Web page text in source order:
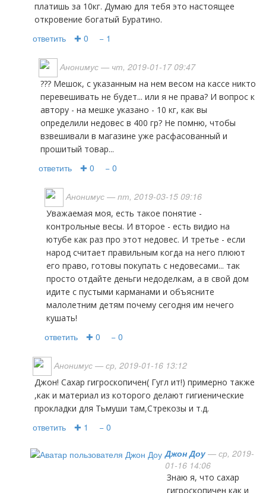
платишь за 10кг. Думаю для тебя это настоящее
откровение богатый Буратино.
ответить ✚ 0 − 1
Анонимус — чт, 2019-01-17 09:47
??? Мешок, с указанным на нем весом на кассе никто
перевешивать не будет... или я не права? И вопрос к
автору - на мешке указано - 10 кг, как вы
определили недовес в 400 гр? Не помню, чтобы
взвешивали в магазине уже расфасованный и
прошитый товар...
ответить ✚ 0 − 0
Анонимус — пт, 2019-03-15 09:16
Уважаемая моя, есть такое понятие -
контрольные весы. И второе - есть видио на
ютубе как раз про этот недовес. И третье - если
народ считает правильным когда на него плюют
его право, готовы покупать с недовесами... так
просто отдайте деньги недоделкам, а в свой дом
идите с пустыми карманами и объясните
малолетним детям почему сегодня им нечего
кушать!
ответить ✚ 0 − 0
Анонимус — ср, 2019-01-16 13:12
Джон! Сахар гигроскопичен( Гугл ит!) примерно также
,как и материал из которого делают гигиенические
прокладки для Тьмуши там,Стрекозы и т.д.
ответить ✚ 1 − 0
Джон Доу — ср, 2019-
01-16 14:06
Знаю я, что сахар
гигроскопичен как и